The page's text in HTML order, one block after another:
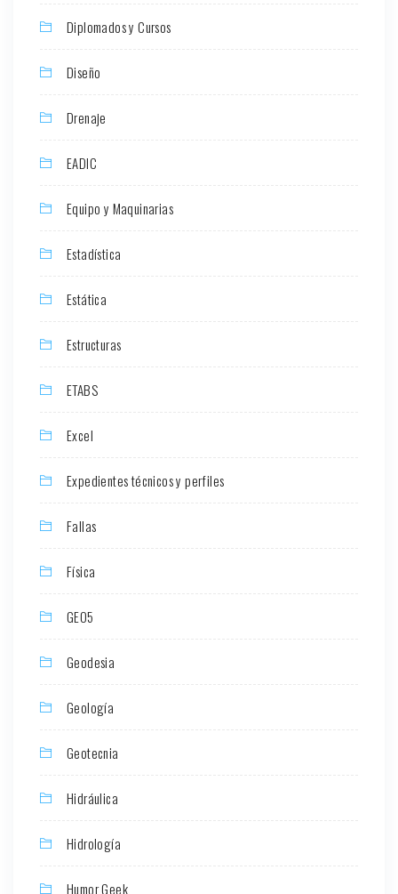
Diplomados y Cursos
Diseño
Drenaje
EADIC
Equipo y Maquinarias
Estadística
Estática
Estructuras
ETABS
Excel
Expedientes técnicos y perfiles
Fallas
Física
GEO5
Geodesia
Geología
Geotecnia
Hidráulica
Hidrología
Humor Geek